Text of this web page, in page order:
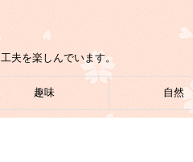
夫を楽しんでいます。
趣味 自然